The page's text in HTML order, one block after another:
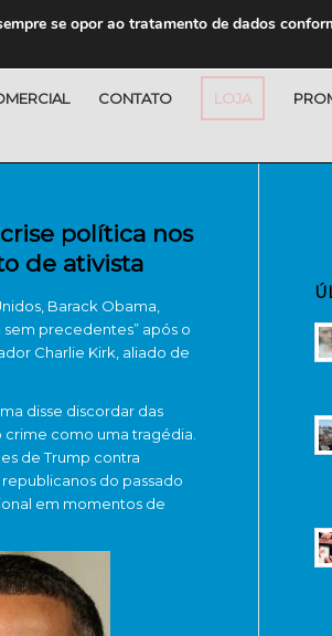
CONTATO LOJA
política nos
de ativista
Barack Obama,
precedentes” após o
Charlie Kirk, aliado de
disse discordar das
crime como uma tragédia.
de Trump contra
do passado
em momentos de
se opor ao tratamento de dados